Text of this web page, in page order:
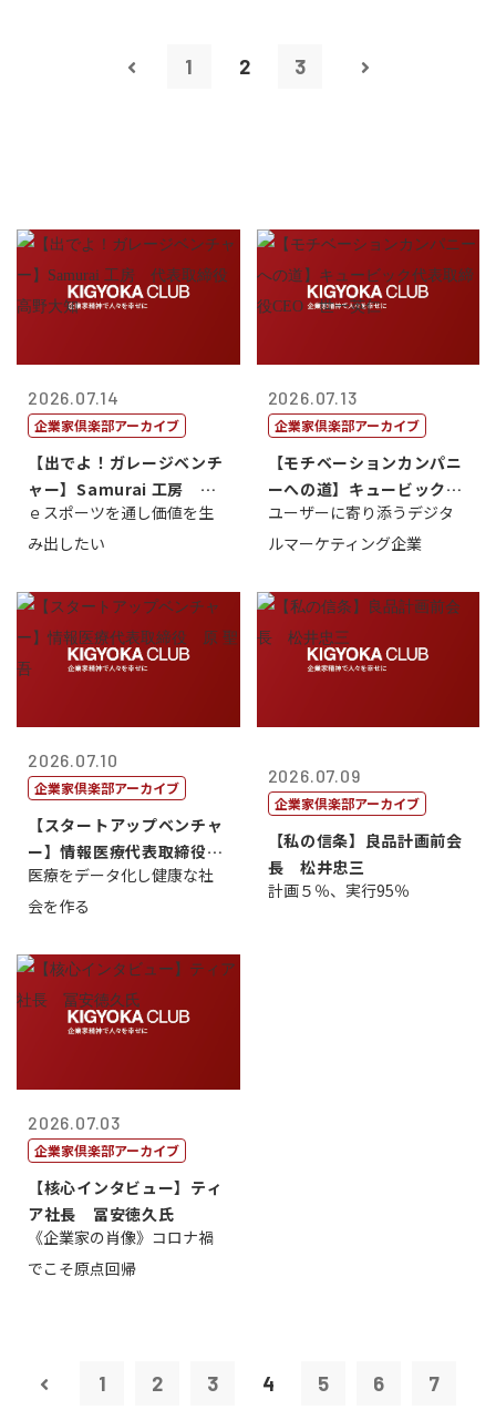
1 2 3
2026.07.14
企業家倶楽部アーカイブ
【出でよ！ガレージベンチ
ャー】Samurai 工房 代
表取締...
ｅスポーツを通し価値を生
み出したい
2026.07.13
企業家倶楽部アーカイブ
【モチベーションカンパニ
ーへの道】キュービック代
表取締役CE...
ユーザーに寄り添うデジタ
ルマーケティング企業
2026.07.10
企業家倶楽部アーカイブ
【スタートアップベンチャ
ー】情報医療代表取締役
原 聖吾
医療をデータ化し健康な社
会を作る
2026.07.09
企業家倶楽部アーカイブ
【私の信条】良品計画前会
長 松井忠三
計画５％、実行95％
2026.07.03
企業家倶楽部アーカイブ
【核心インタビュー】ティ
ア社長 冨安徳久氏
《企業家の肖像》コロナ禍
でこそ原点回帰
1 2 3 4 5 6 7